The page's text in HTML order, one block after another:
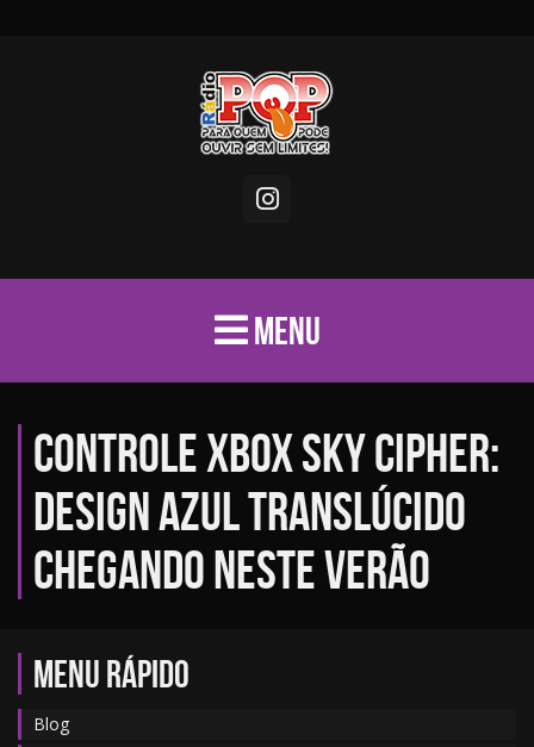
MENU
Controle Xbox Sky Cipher:
Design azul translúcido
chegando neste verão
MENU RÁPIDO
Blog